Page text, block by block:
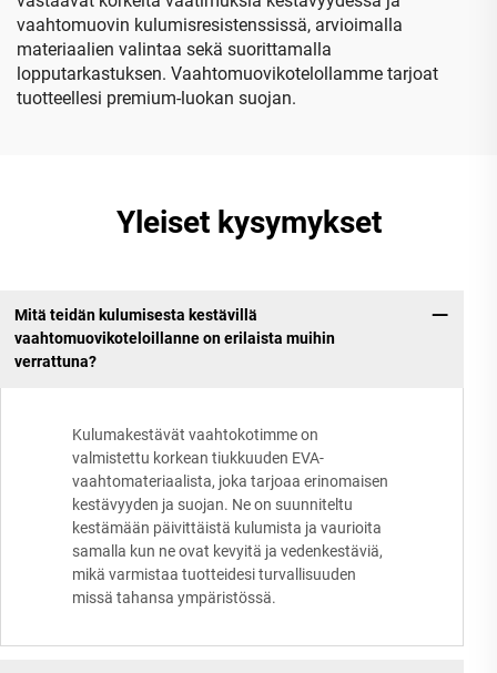
vaahtomuovin kulumisresistenssissä, arvioimalla
materiaalien valintaa sekä suorittamalla
lopputarkastuksen. Vaahtomuovikotelollamme tarjoat
tuotteellesi premium-luokan suojan.
Yleiset kysymykset
Mitä teidän kulumisesta kestävillä
vaahtomuovikoteloillanne on erilaista muihin
verrattuna?
Kulumakestävät vaahtokotimme on
valmistettu korkean tiukkuuden EVA-
vaahtomateriaalista, joka tarjoaa erinomaisen
kestävyyden ja suojan. Ne on suunniteltu
kestämään päivittäistä kulumista ja vaurioita
samalla kun ne ovat kevyitä ja vedenkestäviä,
mikä varmistaa tuotteidesi turvallisuuden
missä tahansa ympäristössä.